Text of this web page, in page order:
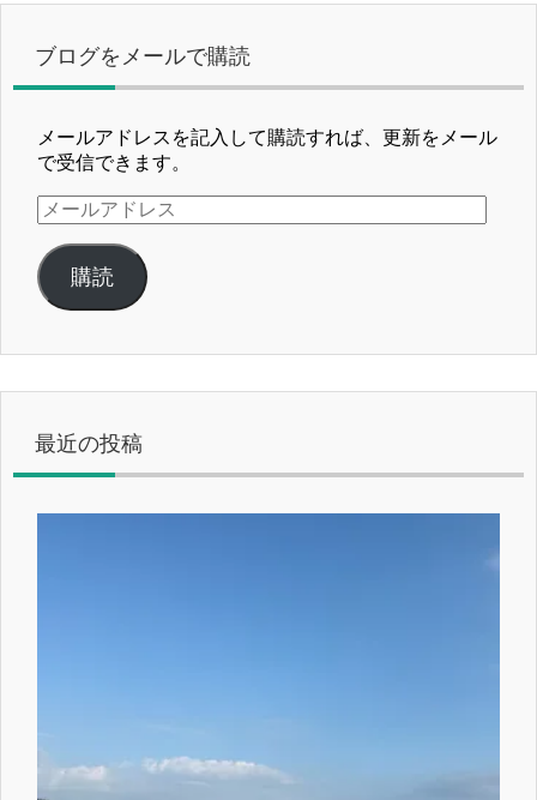
ブログをメールで購読
メールアドレスを記入して購読すれば、更新をメール
で受信できます。
メ
ー
ル
ア
ド
ス
購読
最近の投稿